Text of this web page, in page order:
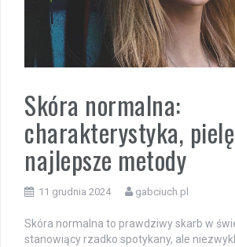
Skóra normalna:
charakterystyka,
najlepsze metody
11 grudnia 2024 gabciuch.pl
Skóra normalna to prawdziwy skarb w
stanowiący rzadko spotykany, ale